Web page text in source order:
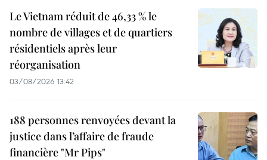
Le Vietnam réduit de 46,33 % le
nombre de villages et de quartiers
résidentiels après leur
réorganisation
03/08/2026 13:42
188 personnes renvoyées devant la
justice dans l’affaire de fraude
financière "Mr Pips"